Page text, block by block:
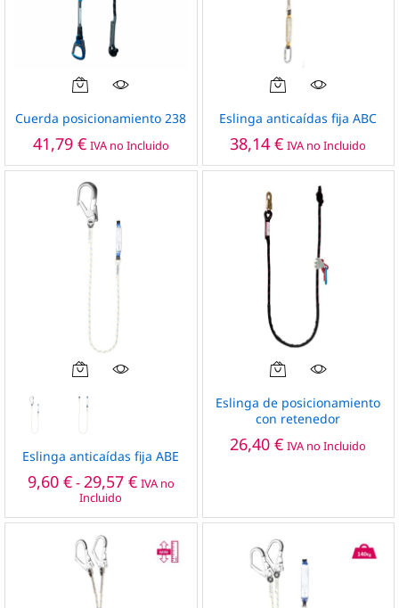
producto
Cuerda posicionamiento 238
41,79 € IVA no Incluido
Eslinga anticaídas fija ABC
38,14€ IVA no Incluido
Este
variantes.
Las
opciones
se
pueden
elegir
en
la
Eslinga anticaídas fija ABE
9,60 €- 29,57 €Rango
de
desde
9,60 €
hasta
29,57 €
IVA no
Incluido
Eslinga de posicionamiento
con retenedor
26,40€ IVA no Incluido